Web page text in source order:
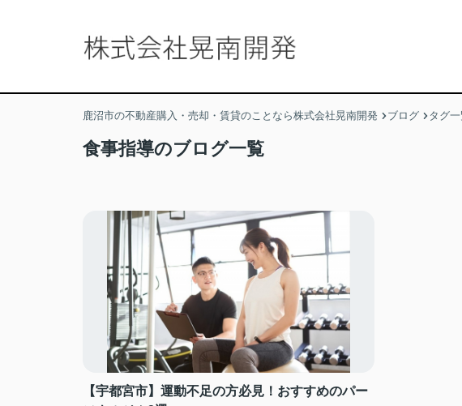
鹿沼市の不動産購入・売却・賃貸のことなら株式会社晃南開発 ブログ タグ
食事指導のブログ一覧
【宇都宮市】運動不足の方必見！おすすめのパー